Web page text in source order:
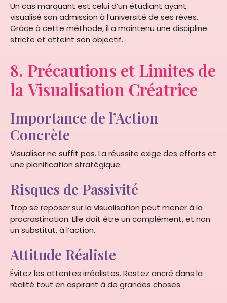
Un cas marquant est celui d’un étudiant ayant
visualisé son admission à l’université de ses rêves.
Grâce à cette méthode, il a maintenu une discipline
stricte et atteint son objectif.
8. Précautions et Limites de
la Visualisation Créatrice
Importance de l’Action
Concrète
Visualiser ne suffit pas. La réussite exige des efforts et
une planification stratégique.
Risques de Passivité
Trop se reposer sur la visualisation peut mener à la
procrastination. Elle doit être un complément, et non
un substitut, à l’action.
Attitude Réaliste
Évitez les attentes irréalistes. Restez ancré dans la
réalité tout en aspirant à de grandes choses.